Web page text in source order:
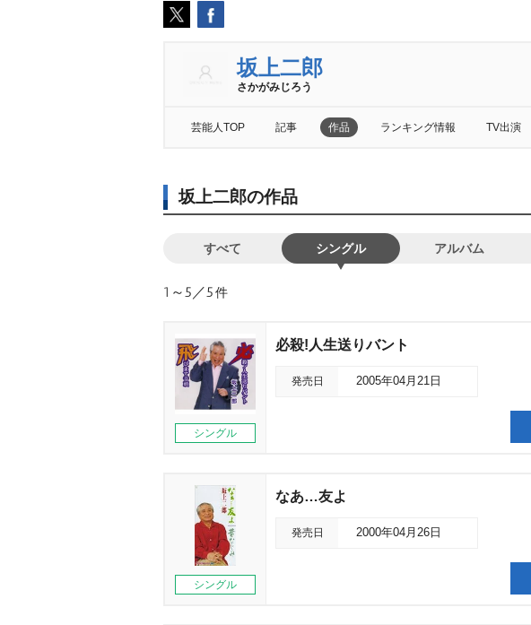
坂上二郎
さかがみじろう
芸能人TOP 記事 作品 ランキング情報 TV出演
坂上二郎の作品
すべて シングル アルバム
1～5／5件
シングル
必殺!人生送りバント
発売日 2005年04月21日
シングル
なあ…友よ
発売日 2000年04月26日